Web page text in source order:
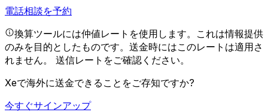
電話相談を予約
換算ツールには仲値レートを使用します。これは情報提供
のみを目的としたものです。送金時にはこのレートは適用さ
れません。 送信レートをご確認ください。
Xeで海外に送金できることをご存知ですか?
今すぐサインアップ